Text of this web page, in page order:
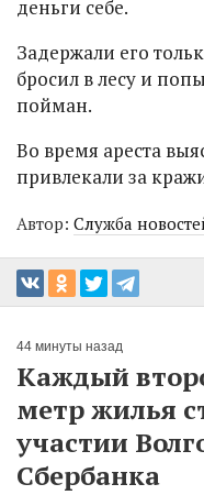
деньги себе.
Задержали его
бросил в лесу и
пойман.
Во время ареста
привлекали за
Автор: Служба
44 минуты назад
Каждый
метр жилья
участии
Сбербанка